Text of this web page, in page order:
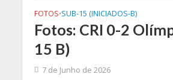
FOTOS•SUB-15 (INICIADOS-B)
Fotos: CRI 0-2
15 B)
7 de Junho de 2026